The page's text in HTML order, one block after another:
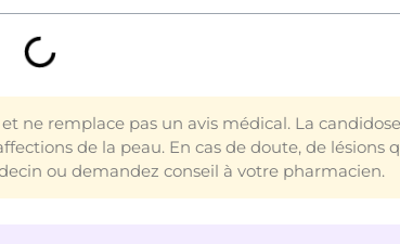
ne remplace pas un avis médical. La candidose
de la peau. En cas de doute, de lésions
ou demandez conseil à votre pharmacien.